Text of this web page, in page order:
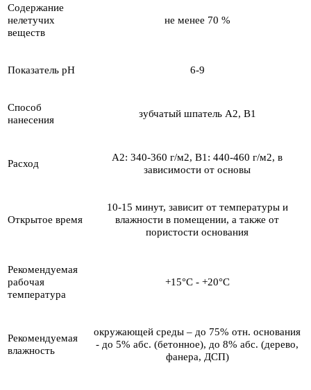
Содержание
нелетучих
веществ
не менее 70 %
Показатель pH 6-9
Способ
нанесения
зубчатый шпатель A2, B1
Расход
А2: 340-360 г/м2, B1: 440-460 г/м2, в
зависимости от основы
Открытое время
10-15 минут, зависит от температуры и
влажности в помещении, а также от
пористости основания
Рекомендуемая
рабочая
температура
+15°С - +20°С
Рекомендуемая
влажность
окружающей среды – до 75% отн. основания
- до 5% абс. (бетонное), до 8% абс. (дерево,
фанера, ДСП)